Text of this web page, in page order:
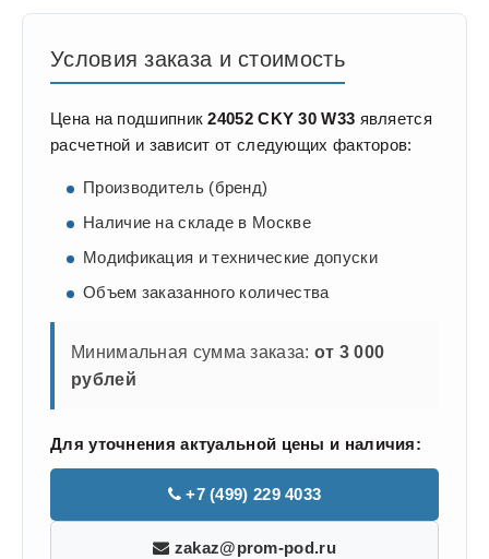
Условия заказа и стоимость
Цена на подшипник24052 CKY 30 W33 является
расчетной и зависит от следующих факторов:
Производитель (бренд)
Наличие на складе в Москве
Модификация и технические допуски
Объем заказанного количества
Минимальная сумма заказа: от 3 000
рублей
Для уточнения актуальной цены и наличия:
+7 (499) 229 4033
zakaz@prom-pod.ru